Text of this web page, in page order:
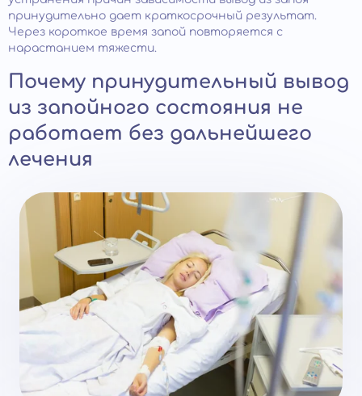
принудительно дает краткосрочный результат.
Через короткое время запой повторяется с
нарастанием тяжести.
Почему принудительный вывод
из запойного состояния не
работает без дальнейшего
лечения